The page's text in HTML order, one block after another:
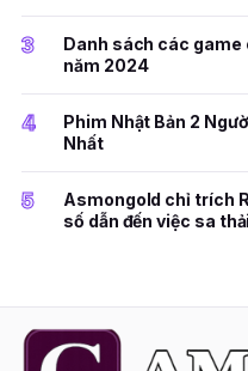
3
Danh sách các game
năm 2024
4
Phim Nhật Bản 2
Nhất
5
Asmongold chỉ trích
số dẫn đến việc sa